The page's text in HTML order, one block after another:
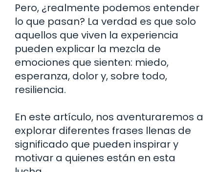
Pero, ¿realmente podemos entender
lo que pasan? La verdad es que solo
aquellos que viven la experiencia
pueden explicar la mezcla de
emociones que sienten: miedo,
esperanza, dolor y, sobre todo,
resiliencia.
En este artículo, nos aventuraremos a
explorar diferentes frases llenas de
significado que pueden inspirar y
motivar a quienes están en esta